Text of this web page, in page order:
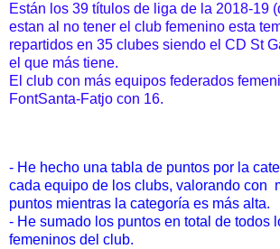
Están los 39 títulos de liga de la 2018-19
estan al no tener el club femenino esta
repartidos en 35 clubes siendo el CD St
el que más tiene.
El club con más equipos federados
FontSanta-Fatjo con 16.
- He hecho una tabla de puntos por la
cada equipo de los clubs, valorando con
puntos mientras la categoría es más alta.
- He sumado los puntos en total de todos
femeninos del club.